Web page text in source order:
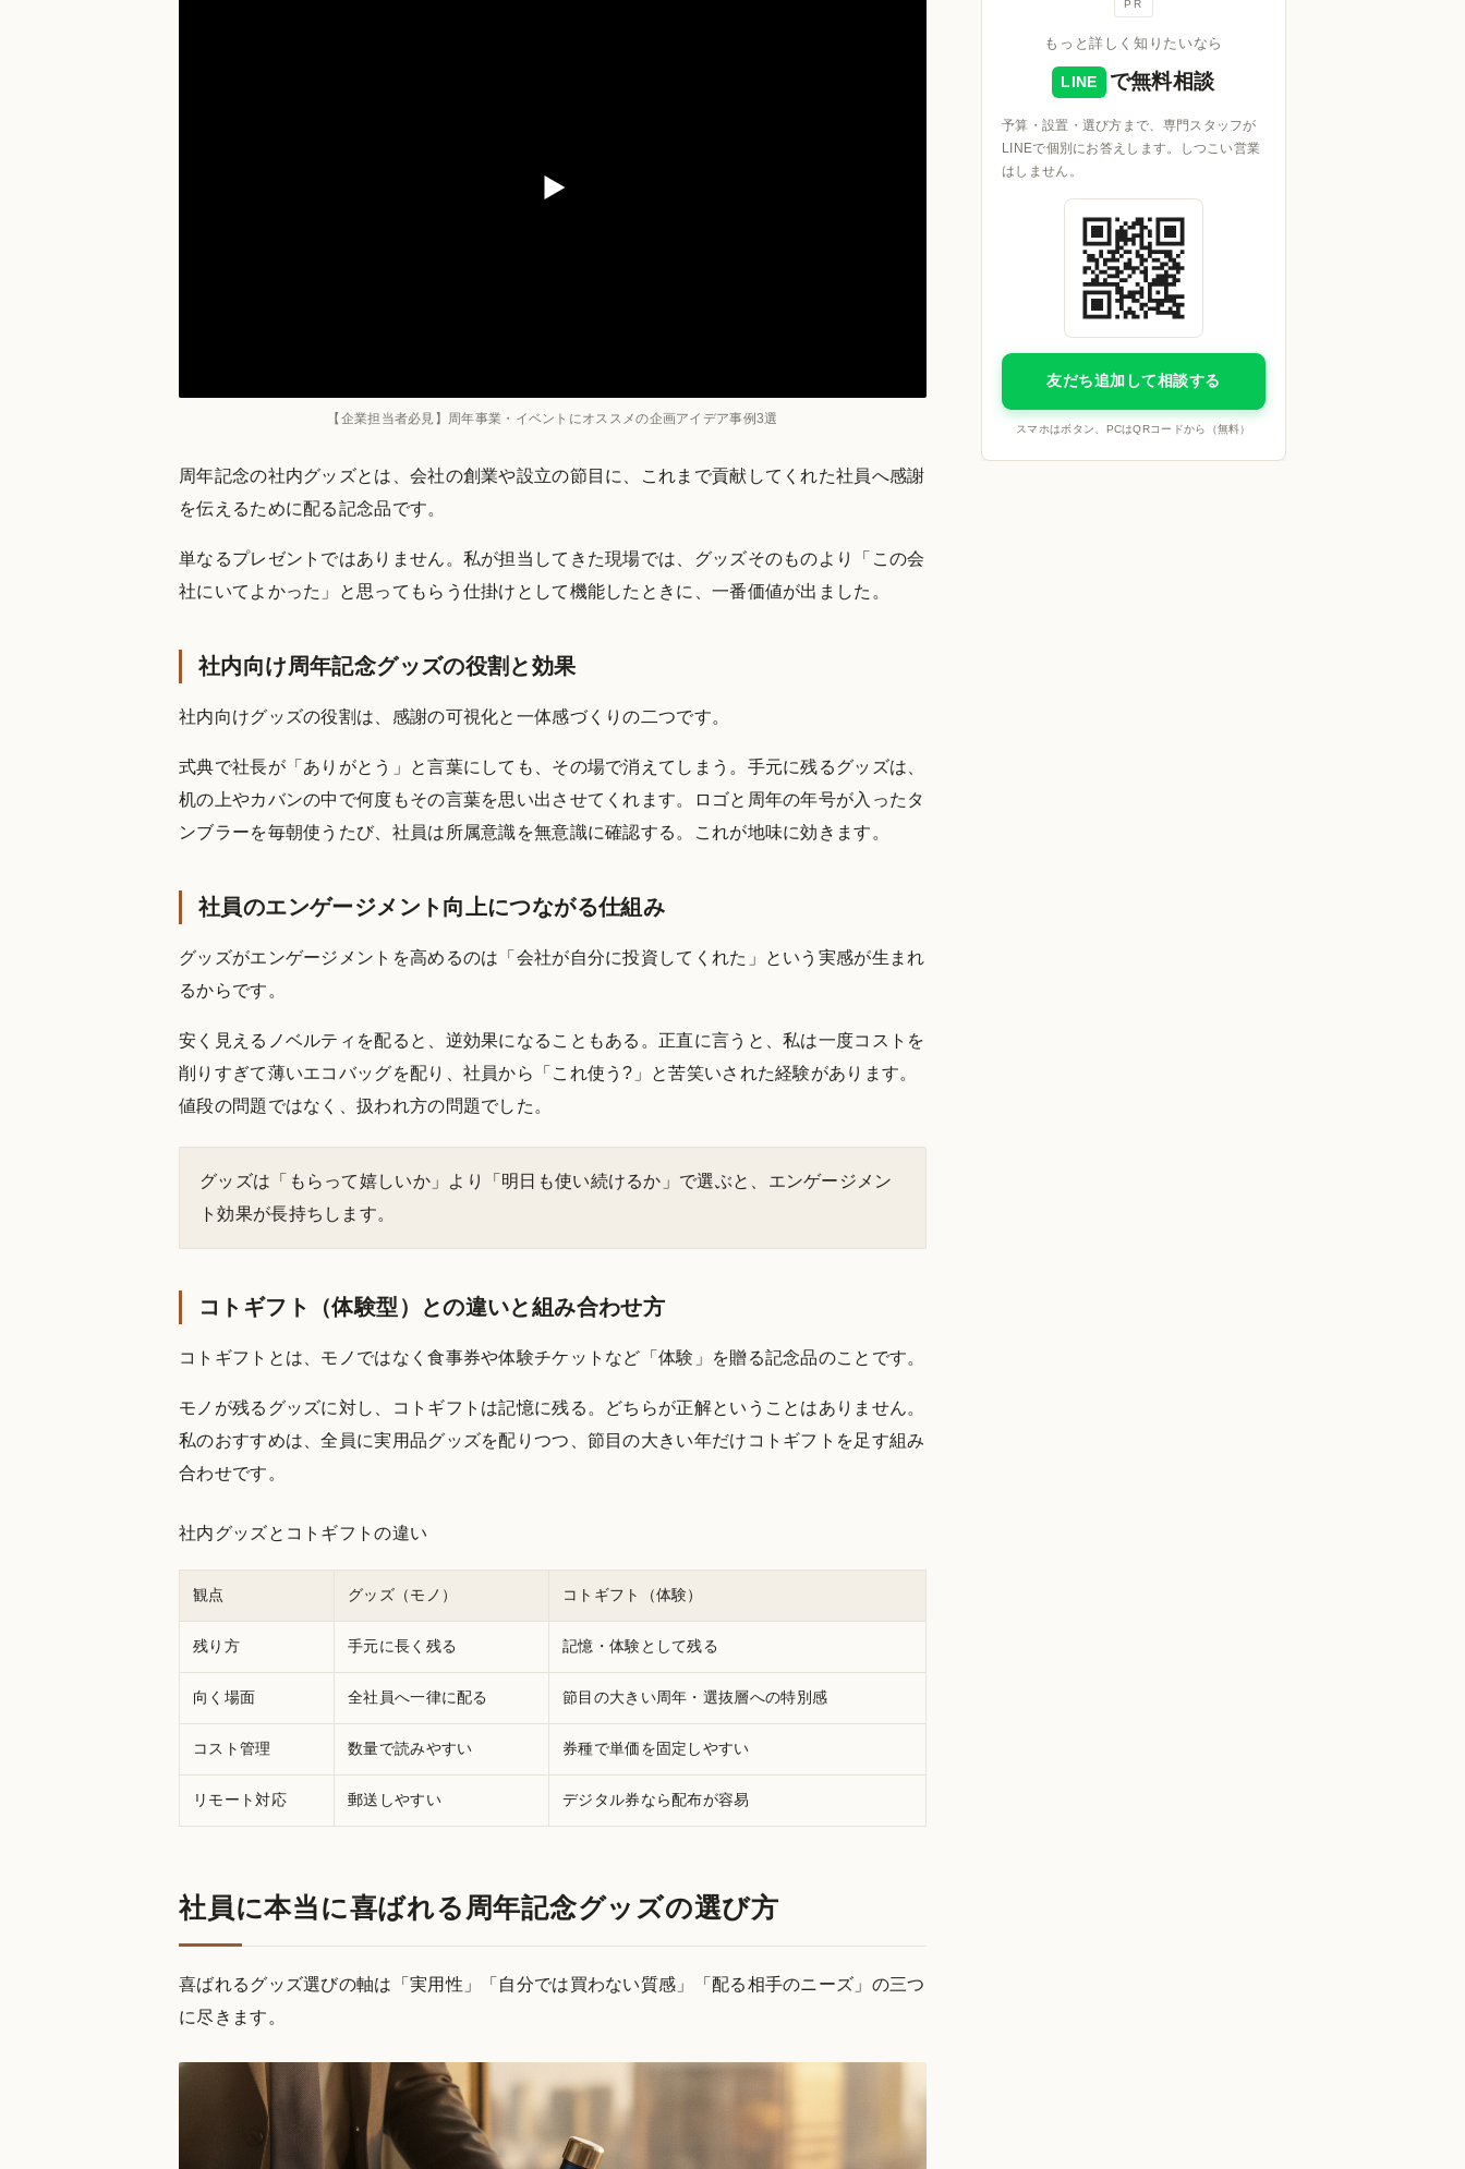
【企業担当者必見】周年事業・イベントにオススメの企画アイデア事例3選
周年記念の社内グッズとは、会社の創業や設立の節目に、これまで貢献してくれた社員へ感謝
を伝えるために配る記念品です。
単なるプレゼントではありません。私が担当してきた現場では、グッズそのものより「この会
社にいてよかった」と思ってもらう仕掛けとして機能したときに、一番価値が出ました。
社内向け周年記念グッズの役割と効果
社内向けグッズの役割は、感謝の可視化と一体感づくりの二つです。
式典で社長が「ありがとう」と言葉にしても、その場で消えてしまう。手元に残るグッズは、
机の上やカバンの中で何度もその言葉を思い出させてくれます。ロゴと周年の年号が入ったタ
ンブラーを毎朝使うたび、社員は所属意識を無意識に確認する。これが地味に効きます。
社員のエンゲージメント向上につながる仕組み
グッズがエンゲージメントを高めるのは「会社が自分に投資してくれた」という実感が生まれ
るからです。
安く見えるノベルティを配ると、逆効果になることもある。正直に言うと、私は一度コストを
削りすぎて薄いエコバッグを配り、社員から「これ使う?」と苦笑いされた経験があります。
値段の問題ではなく、扱われ方の問題でした。
グッズは「もらって嬉しいか」より「明日も使い続けるか」で選ぶと、エンゲージメン
ト効果が長持ちします。
コトギフト（体験型）との違いと組み合わせ方
コトギフトとは、モノではなく食事券や体験チケットなど「体験」を贈る記念品のことです。
モノが残るグッズに対し、コトギフトは記憶に残る。どちらが正解ということはありません。
私のおすすめは、全員に実用品グッズを配りつつ、節目の大きい年だけコトギフトを足す組み
合わせです。
社内グッズとコトギフトの違い
観点 グッズ（モノ） コトギフト（体験）
残り方 手元に長く残る 記憶・体験として残る
向く場面 全社員へ一律に配る 節目の大きい周年・選抜層への特別感
コスト管理 数量で読みやすい 券種で単価を固定しやすい
リモート対応 郵送しやすい デジタル券なら配布が容易
社員に本当に喜ばれる周年記念グッズの選び方
喜ばれるグッズ選びの軸は「実用性」「自分では買わない質感」「配る相手のニーズ」の三つ
に尽きます。
PR
もっと詳しく知りたいなら
LINE で無料相談
予算・設置・選び方まで、専門スタッフが
LINEで個別にお答えします。しつこい営業
はしません。
友だち追加して相談する
スマホはボタン、PCはQRコードから（無料）